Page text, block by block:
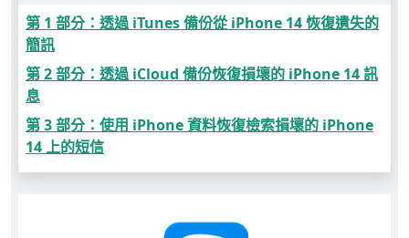
第 1 部分：透過 iTunes 備份從 iPhone 14 恢復遺失的
簡訊
第 2 部分：透過 iCloud 備份恢復損壞的 iPhone 14 訊
息
第 3 部分：使用 iPhone 資料恢復檢索損壞的 iPhone
14 上的短信